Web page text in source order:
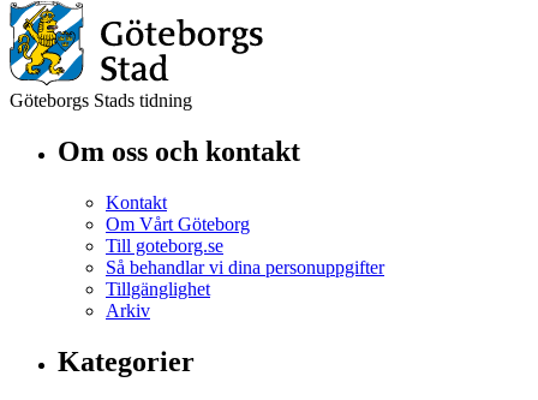
Göteborgs Stads tidning
Om oss och kontakt
Kontakt
Om Vårt Göteborg
Till goteborg.se
Så behandlar vi dina personuppgifter
Tillgänglighet
Arkiv
Kategorier